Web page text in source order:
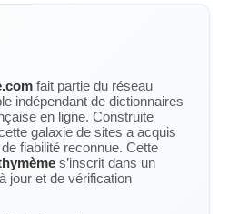
fait partie du réseau
indépendant de dictionnaires
en ligne. Construite
galaxie de sites a acquis
fiabilité reconnue. Cette
s’inscrit dans un
jour et de vérification